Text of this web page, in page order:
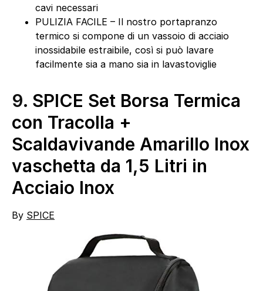
cavi necessari
PULIZIA FACILE – Il nostro portapranzo
termico si compone di un vassoio di acciaio
inossidabile estraibile, così si può lavare
facilmente sia a mano sia in lavastoviglie
9. SPICE Set Borsa Termica
con Tracolla +
Scaldavivande Amarillo Inox
vaschetta da 1,5 Litri in
Acciaio Inox
By SPICE